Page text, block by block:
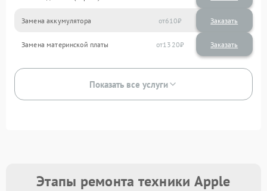
Замена аккумулятора 610
Замена материнской платы 1320
Показать все услуги
Этапы ремонта техники Apple